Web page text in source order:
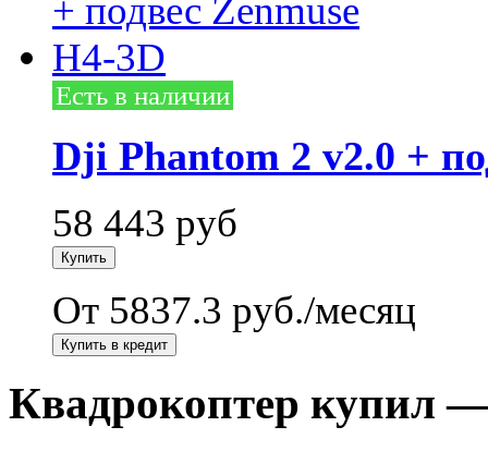
Есть в наличии
Dji Phantom 2 v2.0 +
58 443 руб
От 5837.3 руб./месяц
Квадрокоптер купил